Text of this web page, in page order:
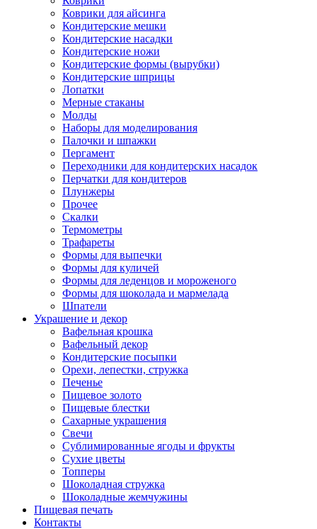
Коврики для айсинга
Кондитерские мешки
Кондитерские насадки
Кондитерские ножи
Кондитерские формы (вырубки)
Кондитерские шприцы
Лопатки
Мерные стаканы
Молды
Наборы для моделирования
Палочки и шпажки
Пергамент
Переходники для кондитерских насадок
Перчатки для кондитеров
Плунжеры
Прочее
Скалки
Термометры
Трафареты
Формы для выпечки
Формы для куличей
Формы для леденцов и мороженого
Формы для шоколада и мармелада
Шпатели
Украшение и декор
Вафельная крошка
Вафельный декор
Кондитерские посыпки
Орехи, лепестки, стружка
Печенье
Пищевое золото
Пищевые блестки
Сахарные украшения
Свечи
Сублимированные ягоды и фрукты
Сухие цветы
Топперы
Шоколадная стружка
Шоколадные жемчужины
Пищевая печать
Контакты